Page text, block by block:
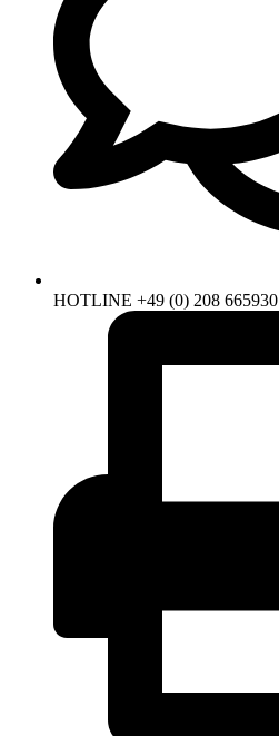
HOTLINE +49 (0) 208 665930